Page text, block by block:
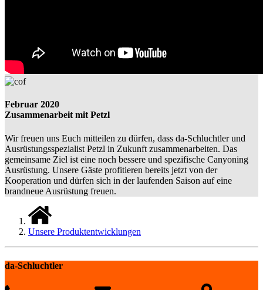
Februar 2020
Zusammenarbeit mit Petzl
Wir freuen uns Euch mitteilen zu dürfen, dass da-Schluchtler und
Ausrüstungsspezialist Petzl in Zukunft zusammenarbeiten. Das
gemeinsame Ziel ist eine noch bessere und spezifische Canyoning
Ausrüstung. Unsere Gäste profitieren bereits jetzt von der
Kooperation und dürfen sich in der laufenden Saison auf eine
brandneue Ausrüstung freuen.
Unsere Produktentwicklungen
da-Schluchtler